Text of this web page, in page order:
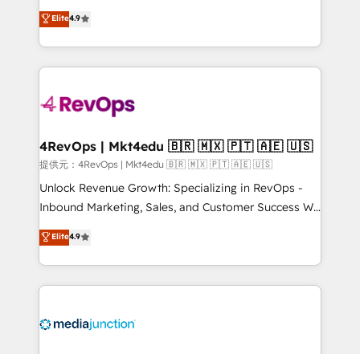
HubSpot experts backed by over 10+ years of
HubSpot experience ✔️Flexible pricing models —
Hourly-fee (assigned one Dedicated HubSpot
Admin); Monthly-fee (HubSpot Admin + Project
requirement). ✔️Helped over 25,000+ customers so
on-demand bundle services. Connect with us today!
Hire an agency that's experienced in every inch of
HubSpot and willing to work hand-in-hand with your
team to simplify the complex and build a better
experience for your team and customers.
Elite4.9
4RevOps | Mkt4edu 🇧🇷 🇲🇽 🇵🇹 🇦🇪 🇺🇸
提供元：4RevOps | Mkt4edu 🇧🇷 🇲🇽 🇵🇹 🇦🇪 🇺🇸
Unlock Revenue Growth: Specializing in RevOps -
Inbound Marketing, Sales, and Customer Success We
specialize in driving revenue growth for companies
across industries through tailored marketing, sales,
and customer success strategies, utilizing RevOps
methodologies. As Latin America's largest HubSpot
offer unparalleled insights. Operating in five
Elite4.9